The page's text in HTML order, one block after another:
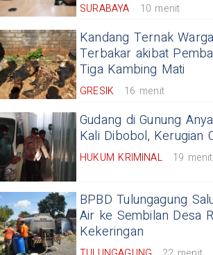
SURABAYA 10 menit
Kandang Ternak
Terbakar akibat
Tiga Kambing Mati
GRESIK 16 menit
Gudang di Gunung
Kali Dibobol, Kerugian
HUKUM KRIMINAL 19 menit
BPBD Tulungagung
Air ke Sembilan Desa
Kekeringan